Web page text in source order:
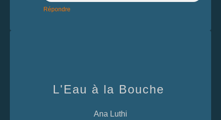
Répondre
L'Eau à la Bouche
Ana Luthi